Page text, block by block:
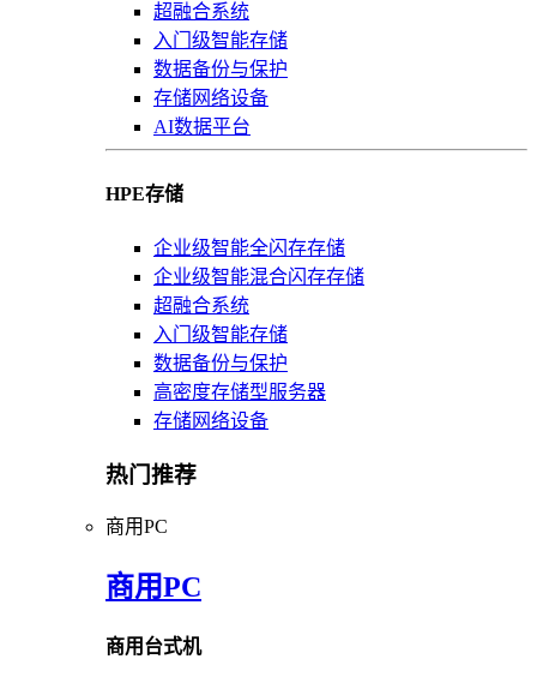
超融合系统
入门级智能存储
数据备份与保护
存储网络设备
AI数据平台
HPE存储
企业级智能全闪存存储
企业级智能混合闪存存储
超融合系统
入门级智能存储
数据备份与保护
高密度存储型服务器
存储网络设备
热门推荐
商用PC
商用PC
商用台式机